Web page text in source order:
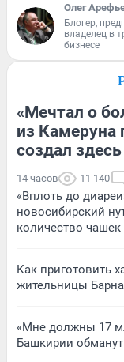
Олег
Блогер,
владелец в
бизнесе
«Мечтал о
из Камеруна
создал
14 часов 11 140
«Вплоть до
новосибирский
количество чашек
Как приготовить
жительницы
«Мне должны 17
Башкирии